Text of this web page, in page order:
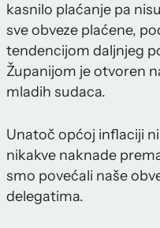
kasnilo plaćanje pa
sve obveze plaćene,
tendencijom daljnjeg
Županijom je otvoren
mladih sudaca.
Unatoč općoj inflaciji
nikakve naknade
smo povećali naše
delegatima.